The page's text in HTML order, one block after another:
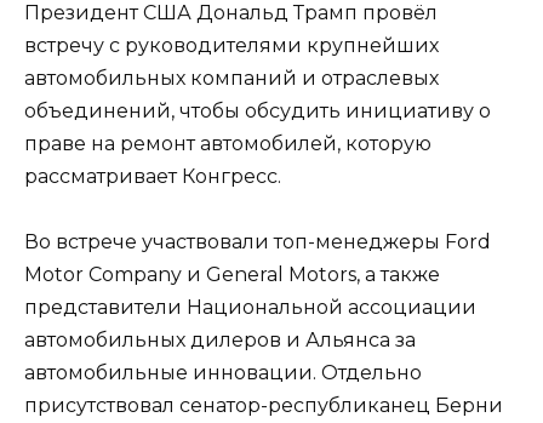
Президент США Дональд Трамп провёл
встречу с руководителями крупнейших
автомобильных компаний и отраслевых
объединений, чтобы обсудить инициативу о
праве на ремонт автомобилей, которую
рассматривает Конгресс.
Во встрече участвовали топ-менеджеры Ford
Motor Company и General Motors, а также
представители Национальной ассоциации
автомобильных дилеров и Альянса за
автомобильные инновации. Отдельно
присутствовал сенатор-республиканец Берни